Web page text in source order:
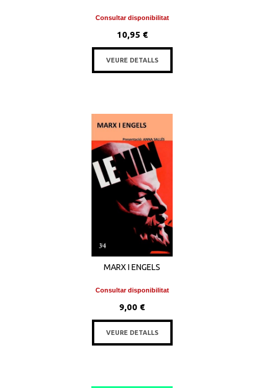
Consultar disponibilitat
10,95 €
VEURE DETALLS
MARX I ENGELS
Consultar disponibilitat
9,00 €
VEURE DETALLS